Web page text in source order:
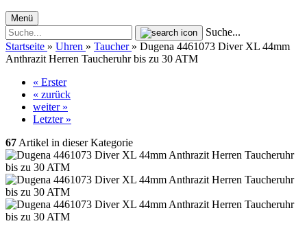
Menü
Suche...
Startseite » Uhren » Taucher » Dugena 4461073 Diver XL 44mm
Anthrazit Herren Taucheruhr bis zu 30 ATM
« Erster
« zurück
weiter »
Letzter »
67 Artikel in dieser Kategorie